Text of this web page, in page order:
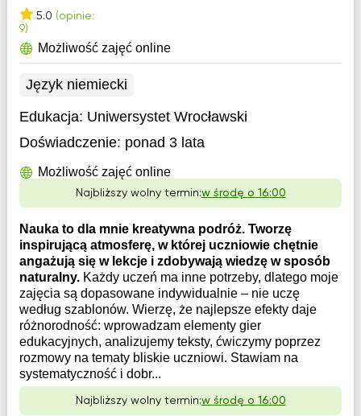
5.0 (opinie:
9)
Możliwość zajęć online
Język niemiecki
Edukacja: Uniwersystet Wrocławski
Doświadczenie: ponad 3 lata
Możliwość zajęć online
Najbliższy wolny termin:w środę o 16:00
Nauka to dla mnie kreatywna podróż. Tworzę
inspirującą atmosferę, w której uczniowie chętnie
angażują się w lekcje i zdobywają wiedzę w sposób
naturalny. Każdy uczeń ma inne potrzeby, dlatego moje
zajęcia są dopasowane indywidualnie – nie uczę
według szablonów. Wierzę, że najlepsze efekty daje
różnorodność: wprowadzam elementy gier
edukacyjnych, analizujemy teksty, ćwiczymy poprzez
rozmowy na tematy bliskie uczniowi. Stawiam na
systematyczność i dobr...
Najbliższy wolny termin:w środę o 16:00